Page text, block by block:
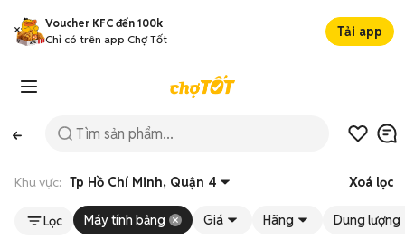
Voucher KFC đến 100k
Chỉ có trên app Chợ Tốt
Tải app
Khu vực: Tp Hồ Chí Minh, Quận 4 Xoá lọc
Lọc Máy tính bảng Giá Hãng Dung lượng